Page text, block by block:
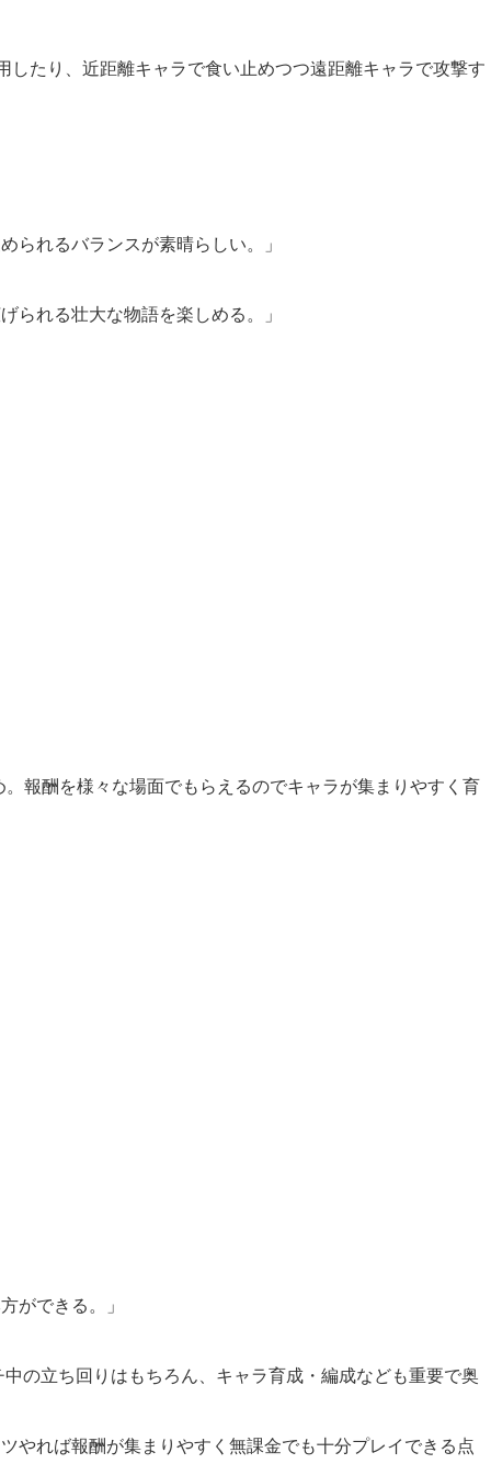
たり、近距離キャラで食い止めつつ遠距離キャラで攻撃す
られるバランスが素晴らしい。」
られる壮大な物語を楽しめる。」
報酬を様々な場面でもらえるのでキャラが集まりやすく育
ができる。」
の立ち回りはもちろん、キャラ育成・編成なども重要で奥
やれば報酬が集まりやすく無課金でも十分プレイできる点